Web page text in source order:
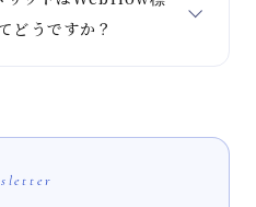
どうですか？